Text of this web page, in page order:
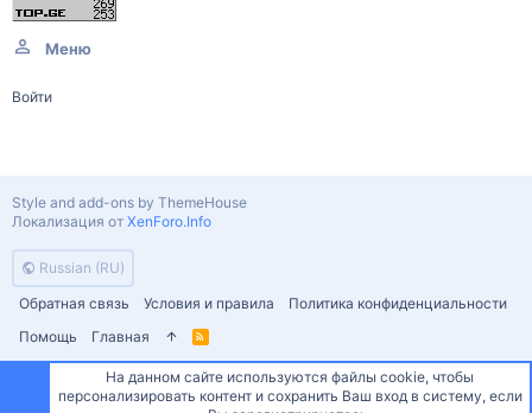
Меню
Войти
Russian (RU)
Обратная связь
Условия и правила
Политика конфиденциальности
Помощь
Главная
R
S
Style and add-ons by ThemeHouse
Локализация от XenForo.Info
СверхуСнизу
На данном сайте используются файлы cookie, чтобы
персонализировать контент и сохранить Ваш вход в систему, если